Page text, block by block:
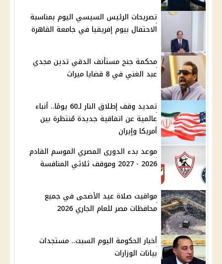
تصريحات الرئيس السيسي اليوم بمناسبة
الاحتفال بيوم إفريقيا في جامعة القاهرة
محكمة جنح مستأنف الدقي تدين مجدي
عبد الغني في 8 قضايا ميراث
تمديد وقف إطلاق النار لـ60 يومًا.. أنباء
عالمية عن اتفاقية جديدة مُنتظرة بين
أمريكا وإيران
موعد بدء الدورى المصري الموسم القادم
2026 - 2027 وموقف ثلاثي المنافسة
مواقيت صلاة عيد الأضحى في جميع
محافظات مصر للعام الجاري 2026
أخبار الحكومة اليوم السبت.. مستجدات
بيانات الوزارات